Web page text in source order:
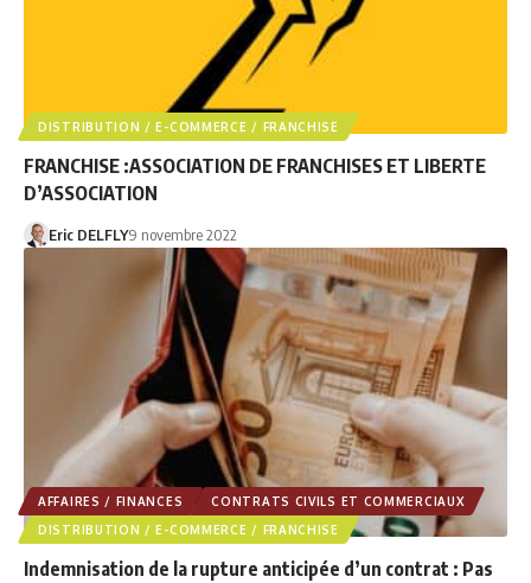
DISTRIBUTION / E-COMMERCE / FRANCHISE
FRANCHISE :ASSOCIATION DE FRANCHISES ET LIBERTE
D’ASSOCIATION
Eric DELFLY9 novembre 2022
AFFAIRES / FINANCES
CONTRATS CIVILS ET COMMERCIAUX
DISTRIBUTION / E-COMMERCE / FRANCHISE
Indemnisation de la rupture anticipée d’un contrat : Pas